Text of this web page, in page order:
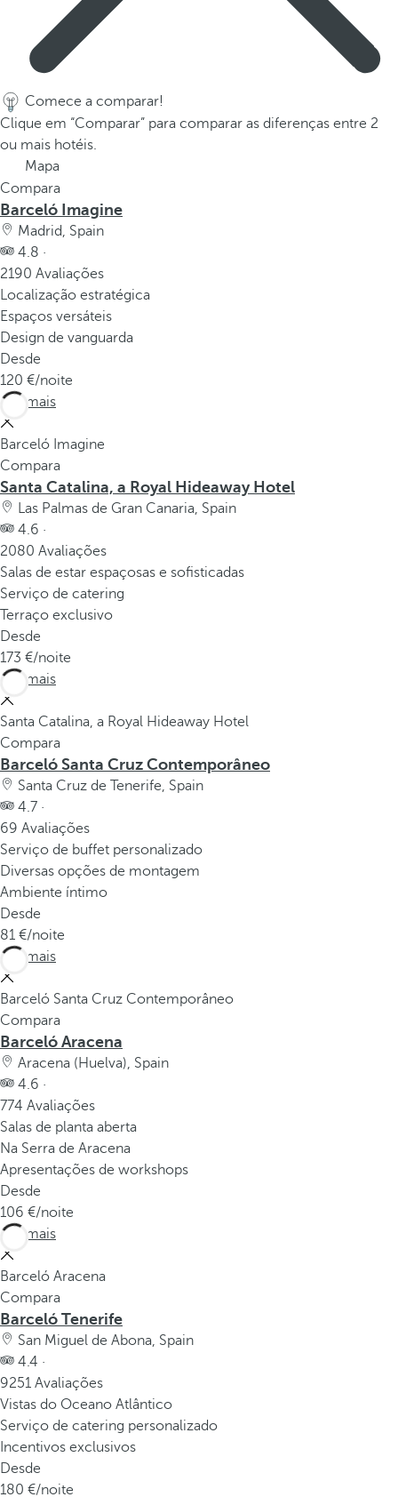
p
.
Comece a comparar!
Clique em “Comparar” para comparar as diferenças entre 2
ou mais hotéis.
Mapa
Compara
Barceló Imagine
Madrid, Spain
4.8 ·
2190 Avaliações
Localização estratégica
Espaços versáteis
Design de vanguarda
Desde
120
/noite
Ver mais
Barceló Imagine
Compara
Santa Catalina, a Royal Hideaway Hotel
Las Palmas de Gran Canaria, Spain
4.6 ·
2080 Avaliações
Salas de estar espaçosas e sofisticadas
Serviço de catering
Terraço exclusivo
Desde
173
/noite
Ver mais
Santa Catalina, a Royal Hideaway Hotel
Compara
Barceló Santa Cruz Contemporâneo
Santa Cruz de Tenerife, Spain
4.7 ·
69 Avaliações
Serviço de buffet personalizado
Diversas opções de montagem
Ambiente íntimo
Desde
81
/noite
Ver mais
Barceló Santa Cruz Contemporâneo
Compara
Barceló Aracena
Aracena (Huelva), Spain
4.6 ·
774 Avaliações
Salas de planta aberta
Na Serra de Aracena
Apresentações de workshops
Desde
106
/noite
Ver mais
Barceló Aracena
Compara
Barceló Tenerife
San Miguel de Abona, Spain
4.4 ·
9251 Avaliações
Vistas do Oceano Atlântico
Serviço de catering personalizado
Incentivos exclusivos
Desde
180
/noite